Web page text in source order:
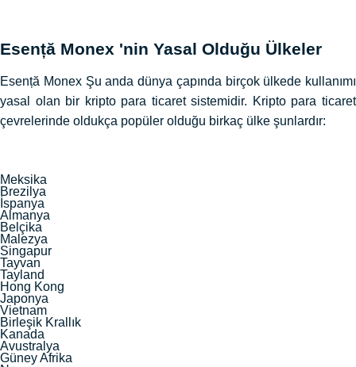
Esență Monex 'nin Yasal Olduğu Ülkeler
Esență Monex Şu anda dünya çapında birçok ülkede kullanımı
yasal olan bir kripto para ticaret sistemidir. Kripto para ticaret
çevrelerinde oldukça popüler olduğu birkaç ülke şunlardır:
Meksika
Brezilya
İspanya
Almanya
Belçika
Malezya
Singapur
Tayvan
Tayland
Hong Kong
Japonya
Vietnam
Birleşik Krallık
Kanada
Avustralya
Güney Afrika